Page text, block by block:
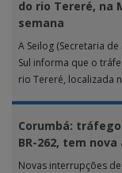
do rio Tereré, na
semana
A Seilog (Secretaria
Sul informa que o
rio Tereré, localizada
Corumbá:
BR-262, tem
Novas interrupções